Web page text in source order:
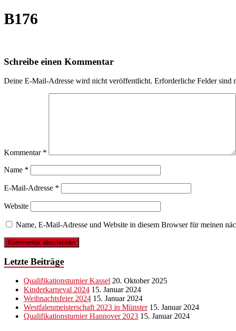
B176
Schreibe einen Kommentar
Deine E-Mail-Adresse wird nicht veröffentlicht. Erforderliche Felder sind
Kommentar *
Name *
E-Mail-Adresse *
Website
Name, E-Mail-Adresse und Website in diesem Browser für meinen
Letzte Beiträge
Qualifikationsturnier Kassel 20. Oktober 2025
Kinderkarneval 2024 15. Januar 2024
Weihnachtsfeier 2024 15. Januar 2024
Westfalenmeisterschaft 2023 in Münster 15. Januar 2024
Qualifikationsturnier Hannover 2023 15. Januar 2024